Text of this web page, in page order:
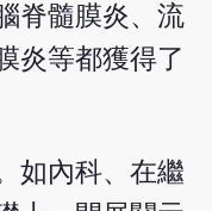
脊髓膜炎、流
炎等都獲得了
如內科、在繼